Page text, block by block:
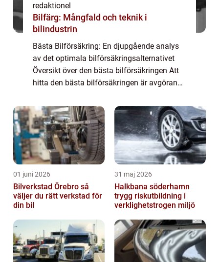
redaktionel
Bilfärg: Mångfald och teknik i
bilindustrin
Bästa Bilförsäkring: En djupgående analys
av det optimala bilförsäkringsalternativet
Översikt över den bästa bilförsäkringen Att
hitta den bästa bilförsäkringen är avgörande
erbjuder ett omfattande skydd och tr...
01 juni 2026
Bilverkstad Örebro så
väljer du rätt verkstad för
din bil
31 maj 2026
Halkbana söderhamn
trygg riskutbildning i
verklighetstrogen miljö